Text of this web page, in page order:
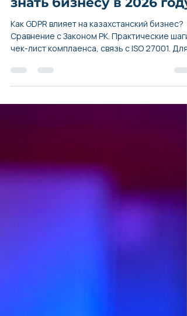
персональных данных в
Казахстане: что нужно
знать бизнесу в 2026 году
Как GDPR влияет на казахстанский бизнес?
Сравнение с Законом РК. Практические шаги,
чек-лист комплаенса, связь с ISO 27001. Для
ИТ и экспортёров.